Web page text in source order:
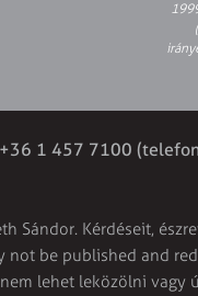
+36 1 457 7100
Sándor. Kérdéseit,
not be published and
lehet leközölni vagy